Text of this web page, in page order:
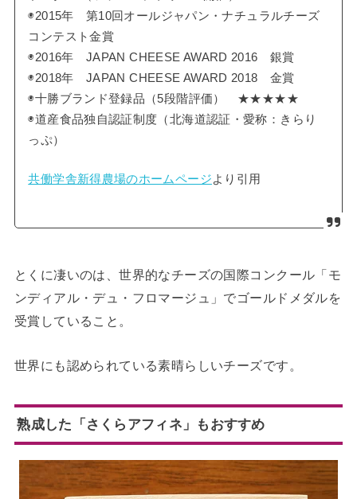
◉2015年 第10回オールジャパン・ナチュラルチーズ
コンテスト金賞
◉2016年 JAPAN CHEESE AWARD 2016 銀賞
◉2018年 JAPAN CHEESE AWARD 2018 金賞
◉十勝ブランド登録品（5段階評価） ★★★★★
◉道産食品独自認証制度（北海道認証・愛称：きらり
っぷ）
共働学舎新得農場のホームページより引用
とくに凄いのは、世界的なチーズの国際コンクール「モ
ンディアル・デュ・フロマージュ」でゴールドメダルを
受賞していること。
世界にも認められている素晴らしいチーズです。
熟成した「さくらアフィネ」もおすすめ